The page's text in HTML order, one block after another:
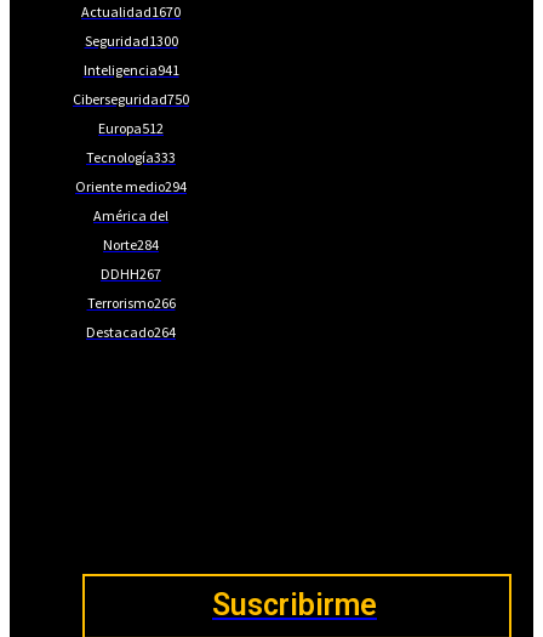
Actualidad1670
Seguridad1300
Inteligencia941
Ciberseguridad750
Europa512
Tecnología333
Oriente medio294
América del
Norte284
DDHH267
Terrorismo266
Destacado264
Suscribirme